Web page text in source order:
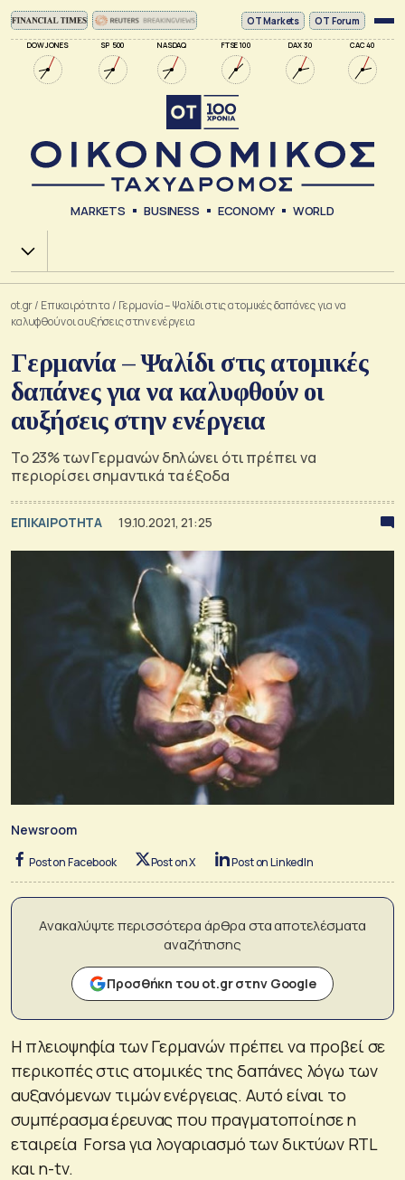
DOW JONES SP 500 NASDAQ FTSE 100 DAX 30 CAC 40
ΟΤ Markets OT Forum
MARKETS BUSINESS ECONOMY WORLD
Χ.Α.
ot.gr/ Επικαιρότητα / Γερμανία – Ψαλίδι στις ατομικές δαπάνες για να
καλυφθούν οι αυξήσεις στην ενέργεια
Γερμανία – Ψαλίδι στις ατομικές
δαπάνες για να καλυφθούν οι
αυξήσεις στην ενέργεια
Το 23% των Γερμανών δηλώνει ότι πρέπει να
περιορίσει σημαντικά τα έξοδα
ΕΠΙΚΑΙΡΟΤΗΤΑ 19.10.2021, 21:25
Newsroom
Post on Facebook Post on X Post on LinkedIn
Ανακαλύψτε περισσότερα άρθρα στα αποτελέσματα
αναζήτησης
Προσθήκη του ot.gr στην Google
Η πλειοψηφία των Γερμανών πρέπει να προβεί σε
περικοπές στις ατομικές της δαπάνες λόγω των
αυξανόμενων τιμών ενέργειας. Αυτό είναι το
συμπέρασμα έρευνας που πραγματοποίησε η
εταιρεία Forsa για λογαριασμό των δικτύων RTL
και n-tv.